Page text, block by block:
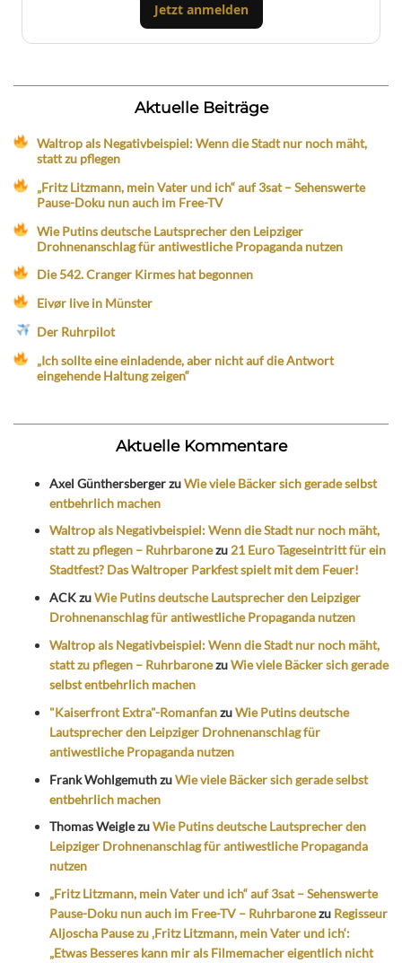
Jetzt anmelden
Aktuelle Beiträge
Waltrop als Negativbeispiel: Wenn die Stadt nur noch mäht,
statt zu pflegen
„Fritz Litzmann, mein Vater und ich“ auf 3sat – Sehenswerte
Pause-Doku nun auch im Free-TV
Wie Putins deutsche Lautsprecher den Leipziger
Drohnenanschlag für antiwestliche Propaganda nutzen
Die 542. Cranger Kirmes hat begonnen
Eivør live in Münster
Der Ruhrpilot
„Ich sollte eine einladende, aber nicht auf die Antwort
eingehende Haltung zeigen“
Aktuelle Kommentare
Axel GünthersbergerzuWie viele Bäcker sich gerade selbst
entbehrlich machen
Waltrop als Negativbeispiel: Wenn die Stadt nur noch mäht,
statt zu pflegen – Ruhrbaronezu 21 Euro Tageseintritt für ein
Stadtfest? Das Waltroper Parkfest spielt mit dem Feuer!
ACKzuWie Putins deutsche Lautsprecher den Leipziger
Drohnenanschlag für antiwestliche Propaganda nutzen
Waltrop als Negativbeispiel: Wenn die Stadt nur noch mäht,
statt zu pflegen – RuhrbaronezuWie viele Bäcker sich gerade
selbst entbehrlich machen
"Kaiserfront Extra"-RomanfanzuWie Putins deutsche
Lautsprecher den Leipziger Drohnenanschlag für
antiwestliche Propaganda nutzen
Frank WohlgemuthzuWie viele Bäcker sich gerade selbst
entbehrlich machen
Thomas WeiglezuWie Putins deutsche Lautsprecher den
Leipziger Drohnenanschlag für antiwestliche Propaganda
nutzen
„Fritz Litzmann, mein Vater und ich“ auf 3sat – Sehenswerte
Pause-Doku nun auch im Free-TV – Ruhrbaronezu Regisseur
Aljoscha Pause zu ‚Fritz Litzmann, mein Vater und ich‘:
„Etwas Besseres kann mir als Filmemacher eigentlich nicht